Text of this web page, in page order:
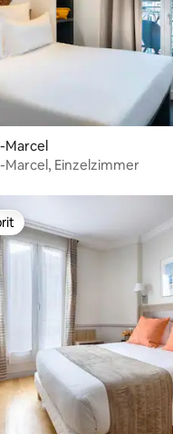
Marcel
Marcel, Einzelzimmer